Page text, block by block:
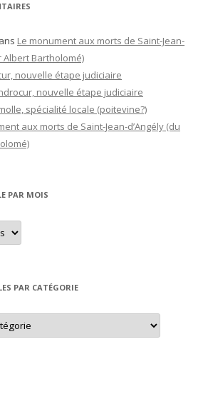
Le monument aux morts de Saint-Jean-
Albert Bartholomé)
nouvelle étape judiciaire
nouvelle étape judiciaire
spécialité locale (poitevine?)
aux morts de Saint-Jean-d’Angély (du
PAR MOIS
PAR CATÉGORIE